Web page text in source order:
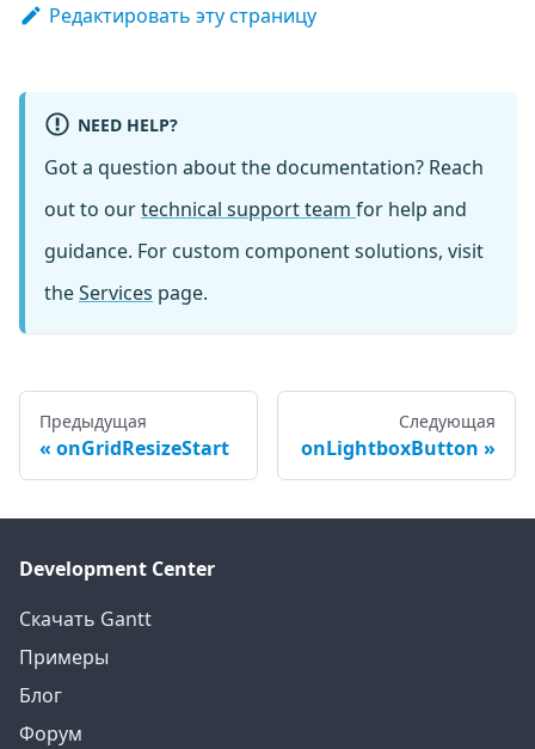
Редактировать эту страницу
NEED HELP?
Got a question about the documentation? Reach
out to ourtechnical support team for help and
guidance. For custom component solutions, visit
theServices page.
Предыдущая
onGridResizeStart
Следующая
onLightboxButton
Development Center
Скачать Gantt
Примеры
Блог
Форум